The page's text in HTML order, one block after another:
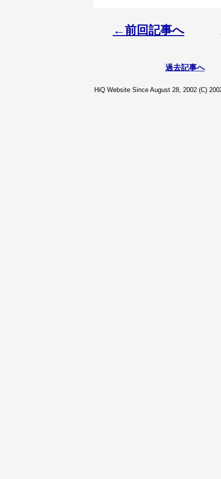
←前回記事へ
過去記事へ
HiQ Website Since August 28, 2002 (C)